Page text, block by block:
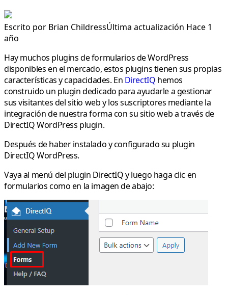
Escrito por Brian ChildressÚltima actualización Hace 1
año
Hay muchos plugins de formularios de WordPress
disponibles en el mercado, estos plugins tienen sus propias
características y capacidades. En DirectIQ hemos
construido un plugin dedicado para ayudarle a gestionar
sus visitantes del sitio web y los suscriptores mediante la
integración de nuestra forma con su sitio web a través de
DirectIQ WordPress plugin.
Después de haber instalado y configurado su plugin
DirectIQ WordPress.
Vaya al menú del plugin DirectIQ y luego haga clic en
formularios como en la imagen de abajo: